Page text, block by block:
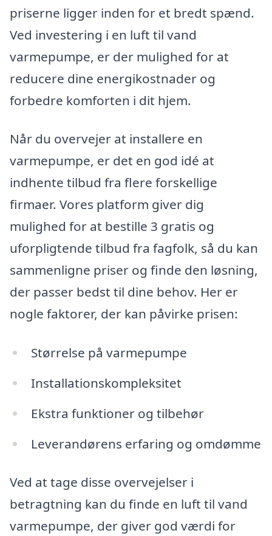
priserne ligger inden for et bredt spænd.
Ved investering i en luft til vand
varmepumpe, er der mulighed for at
reducere dine energikostnader og
forbedre komforten i dit hjem.
Når du overvejer at installere en
varmepumpe, er det en god idé at
indhente tilbud fra flere forskellige
firmaer. Vores platform giver dig
mulighed for at bestille 3 gratis og
uforpligtende tilbud fra fagfolk, så du kan
sammenligne priser og finde den løsning,
der passer bedst til dine behov. Her er
nogle faktorer, der kan påvirke prisen:
Størrelse på varmepumpe
Installationskompleksitet
Ekstra funktioner og tilbehør
Leverandørens erfaring og omdømme
Ved at tage disse overvejelser i
betragtning kan du finde en luft til vand
varmepumpe, der giver god værdi for